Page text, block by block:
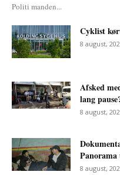
Politi manden...
Cyklist
8 august,
Afsked
lang
8 august,
8 august,